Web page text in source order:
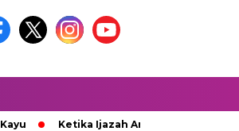
Ketika Ijazah Analog Diperdebatkan di